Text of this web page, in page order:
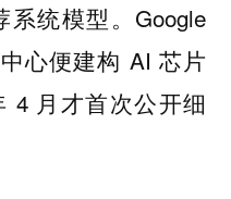
统模型。Google
心便建构 AI 芯片
4 月才首次公开细